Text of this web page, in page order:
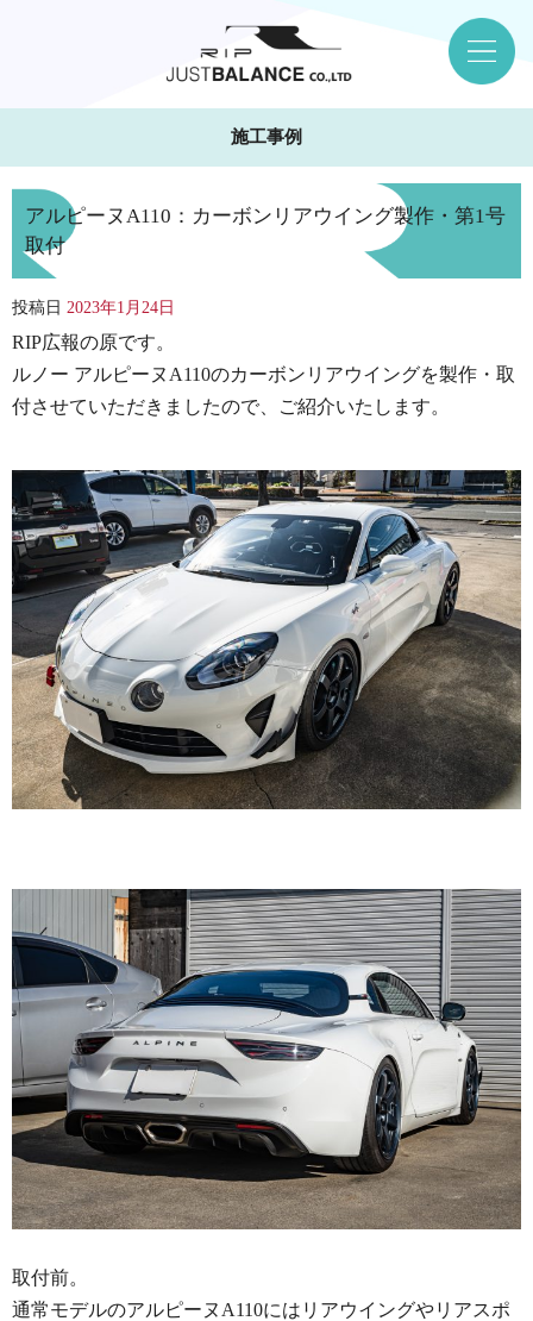
施工事例
アルピーヌA110：カーボンリアウイング製作・第1号
取付
投稿日 2023年1月24日
RIP広報の原です。
ルノー アルピーヌA110のカーボンリアウイングを製作・取
付させていただきましたので、ご紹介いたします。
取付前。
通常モデルのアルピーヌA110にはリアウイングやリアスポ